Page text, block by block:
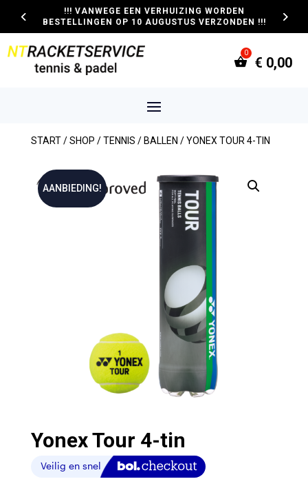
!!! VANWEGE EEN VERHUIZING WORDEN
BESTELLINGEN OP 10 AUGUSTUS VERZONDEN !!!
€ 0,00
START/SHOP /TENNIS / BALLEN / YONEX TOUR 4-TIN
AANBIEDING!
Yonex Tour 4-tin